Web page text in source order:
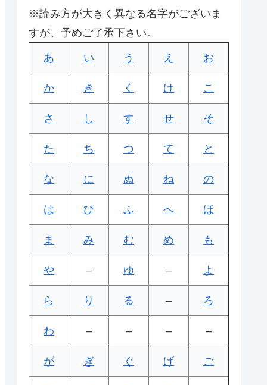
※読み方が大きく異なる名字がございま
すが、予めご了承下さい。
あ い う え お
か き く け こ
さ し す せ そ
た ち つ て と
な に ぬ ね の
は ひ ふ へ ほ
ま み む め も
や – ゆ – よ
ら り る – ろ
わ – – – –
が ぎ ぐ げ ご